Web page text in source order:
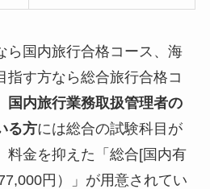
ら国内旅行合格コース、海
指す方なら総合旅行合格コ
国内旅行業務取扱管理者の
る方には総合の試験科目が
料金を抑えた「総合[国内有
円）」が用意されてい